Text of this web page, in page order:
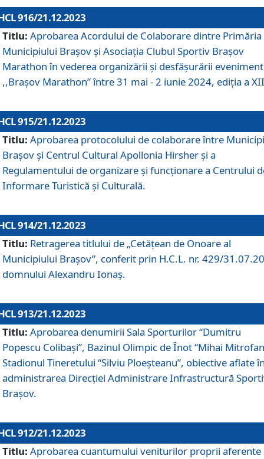
916/21.12.2023
Titlu: Aprobarea Acordului de Colaborare dintre Primăria
Municipiului Brașov și Asociația Clubul Sportiv Brașov
Marathon în vederea organizării și desfășurării
,,Brașov Marathon” între 31 mai - 2 iunie 2024, ediția a
915/21.12.2023
Titlu: Aprobarea protocolului de colaborare între
Brașov și Centrul Cultural Apollonia Hirsher și a
Regulamentului de organizare și funcționare a Centrului
Informare Turistică și Culturală.
914/21.12.2023
Titlu: Retragerea titlului de „Cetățean de Onoare al
Municipiului Brașov”, conferit prin H.C.L. nr. 429/
domnului Alexandru Ionaș.
913/21.12.2023
Titlu: Aprobarea denumirii Sala Sporturilor “Dumitru
Popescu Colibași”, Bazinul Olimpic de Înot “Mihai
Stadionul Tineretului “Silviu Ploeșteanu”, obiective aflate
administrarea Direcției Administrare Infrastructură
Brașov.
912/21.12.2023
Titlu: Aprobarea cuantumului veniturilor proprii aferente